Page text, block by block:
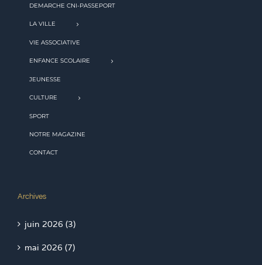
DEMARCHE CNI-PASSEPORT
LA VILLE
VIE ASSOCIATIVE
ENFANCE SCOLAIRE
JEUNESSE
CULTURE
SPORT
NOTRE MAGAZINE
CONTACT
Archives
juin 2026 (3)
mai 2026 (7)